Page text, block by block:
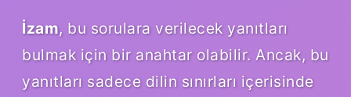
İzam, bu sorulara verilecek yanıtları
bulmak için bir anahtar olabilir. Ancak, bu
yanıtları sadece dilin sınırları içerisinde